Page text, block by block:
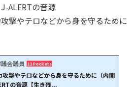
ALERTの音源
撃やテロなどから身を守るために
会議員 11 Pockets
攻撃やテロなどから身を守るために（内閣
の音源【生き残...